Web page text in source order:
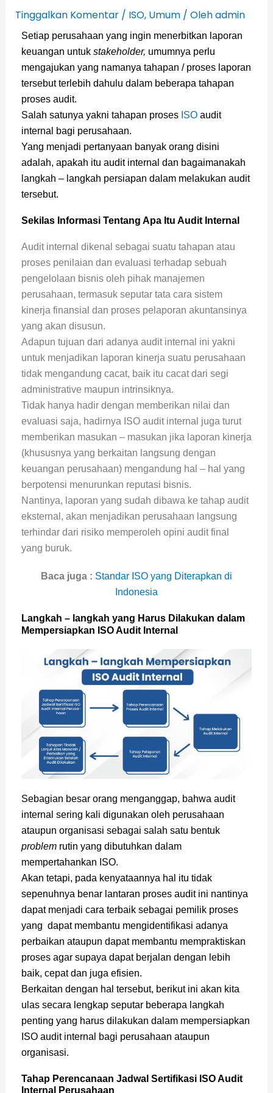
Tinggalkan Komentar / ISO, Umum/ Olehadmin
Setiap perusahaan yang ingin menerbitkan laporan
keuangan untuk stakeholder, umumnya perlu
mengajukan yang namanya tahapan / proses laporan
tersebut terlebih dahulu dalam beberapa tahapan
proses audit.
Salah satunya yakni tahapan proses ISOaudit
internal bagi perusahaan.
Yang menjadi pertanyaan banyak orang disini
adalah, apakah itu audit internal dan bagaimanakah
langkah – langkah persiapan dalam melakukan audit
tersebut.
Sekilas Informasi Tentang Apa Itu Audit Internal
Audit internal dikenal sebagai suatu tahapan atau
proses penilaian dan evaluasi terhadap sebuah
pengelolaan bisnis oleh pihak manajemen
perusahaan, termasuk seputar tata cara sistem
kinerja finansial dan proses pelaporan akuntansinya
yang akan disusun.
Adapun tujuan dari adanya audit internal ini yakni
untuk menjadikan laporan kinerja suatu perusahaan
tidak mengandung cacat, baik itu cacat dari segi
administrative maupun intrinsiknya.
Tidak hanya hadir dengan memberikan nilai dan
evaluasi saja, hadirnya ISO audit internal juga turut
memberikan masukan – masukan jika laporan kinerja
(khususnya yang berkaitan langsung dengan
keuangan perusahaan) mengandung hal – hal yang
berpotensi menurunkan reputasi bisnis.
Nantinya, laporan yang sudah dibawa ke tahap audit
eksternal, akan menjadikan perusahaan langsung
terhindar dari risiko memperoleh opini audit final
yang buruk.
Baca juga : Standar ISO yang Diterapkan di
Indonesia
Langkah – langkah yang Harus Dilakukan dalam
Mempersiapkan ISO Audit Internal
Sebagian besar orang menganggap, bahwa audit
internal sering kali digunakan oleh perusahaan
ataupun organisasi sebagai salah satu bentuk
problem rutin yang dibutuhkan dalam
mempertahankan ISO.
Akan tetapi, pada kenyataannya hal itu tidak
sepenuhnya benar lantaran proses audit ini nantinya
dapat menjadi cara terbaik sebagai pemilik proses
yang dapat membantu mengidentifikasi adanya
perbaikan ataupun dapat membantu mempraktiskan
proses agar supaya dapat berjalan dengan lebih
baik, cepat dan juga efisien.
Berkaitan dengan hal tersebut, berikut ini akan kita
ulas secara lengkap seputar beberapa langkah
penting yang harus dilakukan dalam mempersiapkan
ISO audit internal bagi perusahaan ataupun
organisasi.
Tahap Perencanaan Jadwal Sertifikasi ISO Audit
Internal Perusahaan